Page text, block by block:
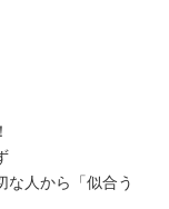
な人から「似合う